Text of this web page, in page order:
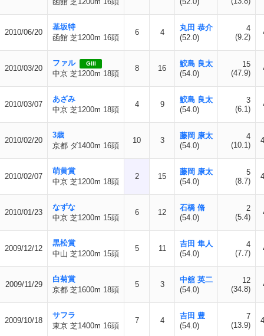
2010/06/20
基坂特
函館 芝1200m 16頭
6 4
丸田 恭介
(52.0)
4
(9.2)
2010/03/20
ファル GIII
中京 芝1200m 18頭
8 16
鮫島 良太
(54.0)
15
(47.9)
2010/03/07
あざみ
中京 芝1200m 18頭
4 9
鮫島 良太
(54.0)
3
(6.1)
2010/02/20
3歳
京都 ダ1400m 16頭
10 3
藤岡 康太
(54.0)
4
(10.1)
2010/02/07
萌黄賞
中京 芝1200m 18頭
2 15
藤岡 康太
(54.0)
5
(8.7)
2010/01/23
なずな
中京 芝1200m 15頭
6 12
石橋 脩
(54.0)
2
(5.4)
2009/12/12
黒松賞
中山 芝1200m 15頭
5 11
吉田 隼人
(54.0)
4
(7.7)
2009/11/29
白菊賞
京都 芝1600m 18頭
5 3
中舘 英二
(54.0)
12
(34.8)
2009/10/18
サフラ
東京 芝1400m 16頭
7 4
吉田 豊
(54.0)
7
(13.9)